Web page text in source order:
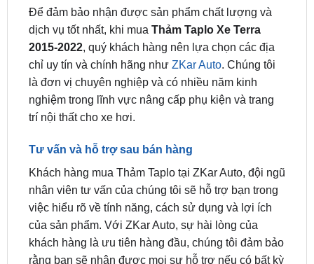
2015-2022, quý khách hàng nên lựa chọn các địa
chỉ uy tín và chính hãng nhưZKar Auto. Chúng tôi
là đơn vị chuyên nghiệp và có nhiều năm kinh
nghiệm trong lĩnh vực nâng cấp phụ kiện và trang
trí nội thất cho xe hơi.
Tư vấn và hỗ trợ sau bán hàng
nhân viên tư vấn của chúng tôi sẽ hỗ trợ bạn trong
việc hiểu rõ về tính năng, cách sử dụng và lợi ích
của sản phẩm. Với ZKar Auto, sự hài lòng của
khách hàng là ưu tiên hàng đầu, chúng tôi đảm bảo
rằng bạn sẽ nhận được mọi sự hỗ trợ nếu có bất kỳ
vấn đề nào về chất lượng của thảm.